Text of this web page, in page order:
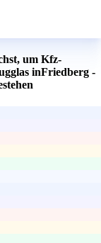
um Kfz-
inFriedberg -